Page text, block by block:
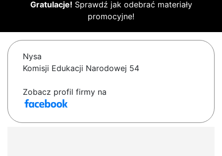
Gratulacje! Sprawdź jak odebrać materiały
promocyjne!
Nysa
Komisji Edukacji Narodowej 54
Zobacz profil firmy na